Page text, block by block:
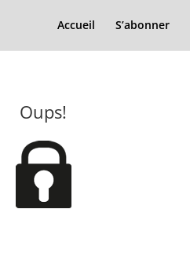
Accueil S’abonner
Oups!